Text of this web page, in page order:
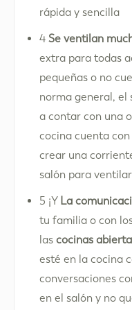
rápida y sencilla
4 Se ventilan
extra para todas
pequeñas o no
norma general, el
a contar con una
cocina cuenta
crear una
salón para
5 ¡Y La
tu familia o con
las cocinas
esté en la cocina
conversaciones
en el salón y no